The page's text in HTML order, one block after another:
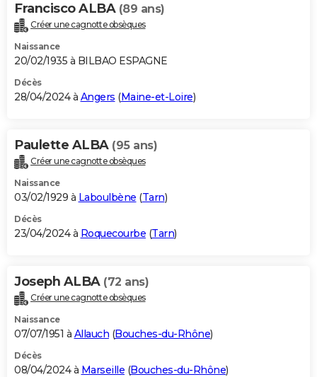
Francisco ALBA (89 ans)
Créer une cagnotte obsèques
Naissance
20/02/1935 à BILBAO ESPAGNE
Décès
28/04/2024 à Angers (Maine-et-Loire)
Paulette ALBA (95 ans)
Créer une cagnotte obsèques
Naissance
03/02/1929 à Laboulbène (Tarn)
Décès
23/04/2024 à Roquecourbe (Tarn)
Joseph ALBA (72 ans)
Créer une cagnotte obsèques
Naissance
07/07/1951 à Allauch (Bouches-du-Rhône)
Décès
08/04/2024 à Marseille (Bouches-du-Rhône)